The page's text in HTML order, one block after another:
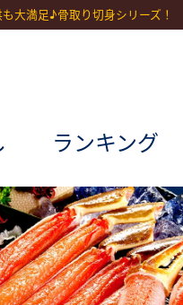
大満足♪骨取り切身シリーズ！
ランキング
(current)